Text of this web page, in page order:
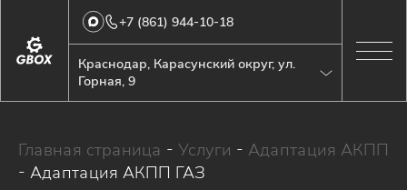
Краснодар, Карасунский округ, ул.
Горная, 9
+7 (861) 944-10-18
Главная страница - Услуги - Адаптация АКПП
- Адаптация АКПП ГАЗ